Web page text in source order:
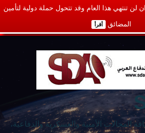
لن تنتهي هذا العام وقد تتحول حملة دولية لتأمين
المضائق أقرأ
الأمنية والعسكرية والدفاعية،